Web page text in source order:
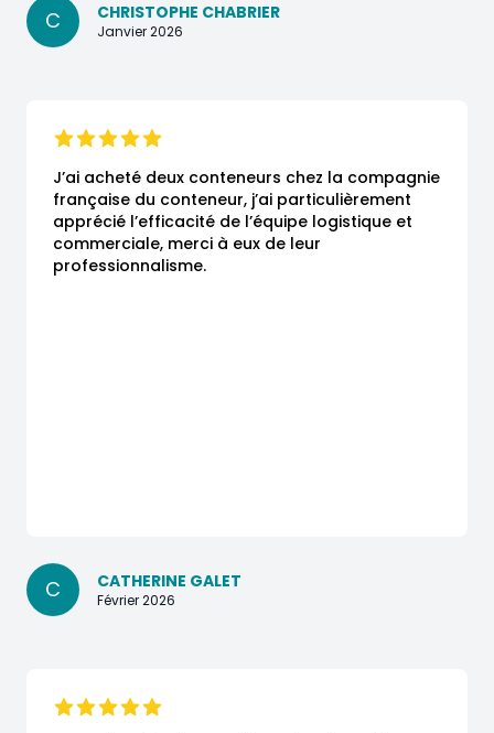
C CHRISTOPHE CHABRIER
Janvier 2026
J’ai acheté deux conteneurs chez la compagnie
française du conteneur, j’ai particulièrement
apprécié l’efficacité de l’équipe logistique et
commerciale, merci à eux de leur
professionnalisme.
C CATHERINE GALET
Février 2026